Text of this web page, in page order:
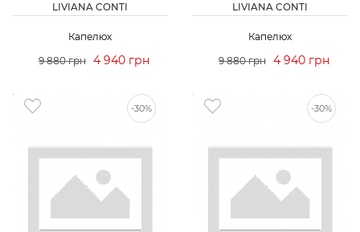
LIVIANA CONTI
Капелюх
9 880 грн 4 940 грн
LIVIANA CONTI
Капелюх
9 880 грн 4 940 грн
-30% -30%